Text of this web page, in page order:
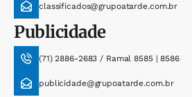
classificados@grupoatarde.com.br
Publicidade
(71) 2886-2683 / Ramal 8585 | 8586
publicidade@grupoatarde.com.br